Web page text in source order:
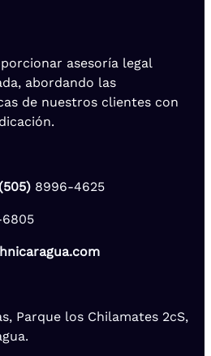
asesoría legal
abordando las
de nuestros clientes con
8996-4625
Parque los Chilamates 2cS,